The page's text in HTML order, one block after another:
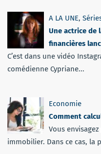
A LA UNE,
Une actrice de
financières
C’est dans une vidéo
comédienne Cypriane...
Economie
Comment
Vous
immobilier. Dans ce cas, la